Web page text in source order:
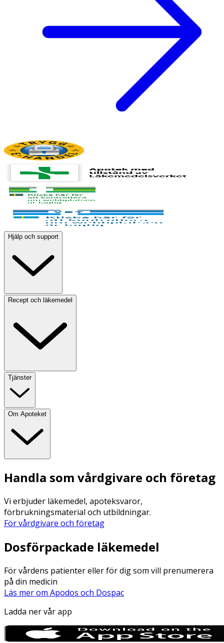
Hjälp och support
Recept och läkemedel
Tjänster
Om Apoteket
Handla som vårdgivare och företag
Vi erbjuder läkemedel, apoteksvaror,
förbrukningsmaterial och utbildningar.
För vårdgivare och företag
Dosförpackade läkemedel
För vårdens patienter eller för dig som vill prenumerera
på din medicin
Läs mer om Apodos och Dospac
Ladda ner vår app